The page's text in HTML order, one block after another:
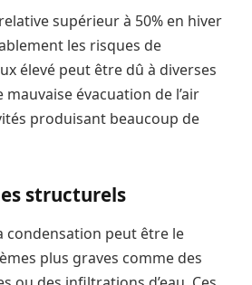
supérieur à 50% en hiver
les risques de
élevé peut être dû à diverses
évacuation de l’air
produisant beaucoup de
structurels
condensation peut être le
plus graves comme des